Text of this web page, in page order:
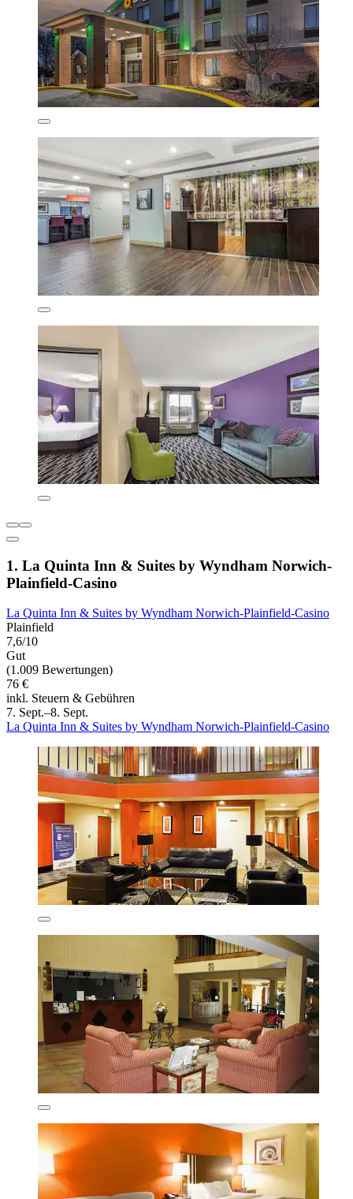
1. La Quinta Inn & Suites by Wyndham Norwich-
Plainfield-Casino
La Quinta Inn & Suites by Wyndham Norwich-Plainfield-Casino
Plainfield
7,6/10
Gut
(1.009 Bewertungen)
76 €
inkl. Steuern & Gebühren
7. Sept.–8. Sept.
La Quinta Inn & Suites by Wyndham Norwich-Plainfield-Casino